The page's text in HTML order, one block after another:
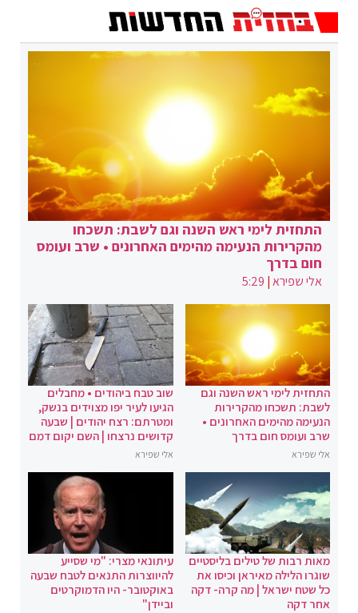
התחזית לימי ראש השנה וגם לשבת: תשכחו
מהקרירות הנעימה מהימים האחרונים • שרב ועומס
חום בדרך
אלי שפירא|
5:29
התחזית לימי ראש השנה וגם
לשבת: תשכחו מהקרירות
הנעימה מהימים האחרונים •
שרב ועומס חום בדרך
אלי שפירא
שוב טבח ביהודים • מחבלים
הגיעו לעיר יפו מצוידים בנשק,
ומטרתם: רצח יהודים | שבעה
קדושים נרצחו | השם יקום דמם
אלי שפירא
מאות רבות של טילים בליסטיים
שוגרו הלילה מאיראן וכיסו את
כל שטח ישראל | מה קרה- דקה
אחר דקה
עיתונאי מצרי: "מי שסייע
להיווצרות התנאים לטבח שבעה
באוקטובר- היו הדמוקרטים
וביידן"